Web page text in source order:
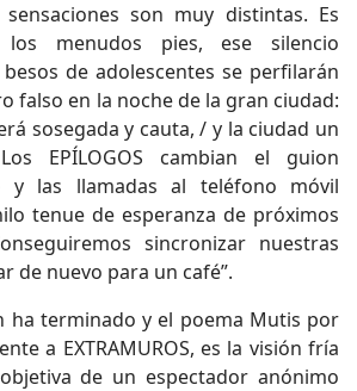
son muy distintas. Es
menudos pies, ese silencio
de adolescentes se perfilarán
falso en la noche de la gran ciudad:
sosegada y cauta, / y la ciudad un
EPÍLOGOS cambian el guion
y las llamadas al teléfono móvil
tenue de esperanza de próximos
sincronizar nuestras
de nuevo para un café”.
ha terminado y el poema Mutis por
a EXTRAMUROS, es la visión fría
de un espectador anónimo